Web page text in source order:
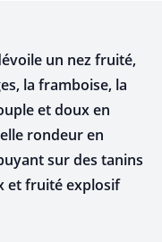
un nez fruité,
la framboise, la
et doux en
rondeur en
sur des tanins
et fruité explosif